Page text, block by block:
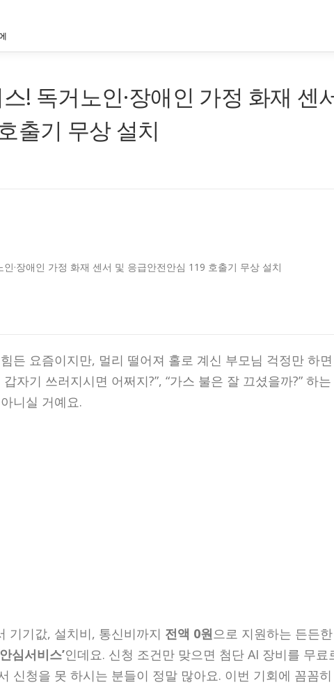
! 독거노인·장애인 가정 화재 센
출기 무상 설치
든 요즘이지만, 멀리 떨어져 홀로 계신 부모님 걱정만 하면
자기 쓰러지시면 어쩌지?”, “가스 불은 잘 끄셨을까?” 하는
니실 거예요.
기기값, 설치비, 통신비까지 전액 0원으로 지원하는 든든한
심서비스’인데요. 신청 조건만 맞으면 첨단 AI 장비를 무료
신청을 못 하시는 분들이 정말 많아요. 이번 기회에 꼼꼼히